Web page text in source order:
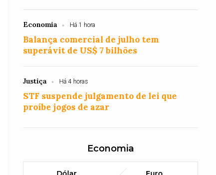
Economia Há 1 hora
Balança comercial de julho tem
superávit de US$ 7 bilhões
Justiça Há 4 horas
STF suspende julgamento de lei que
proíbe jogos de azar
Economia